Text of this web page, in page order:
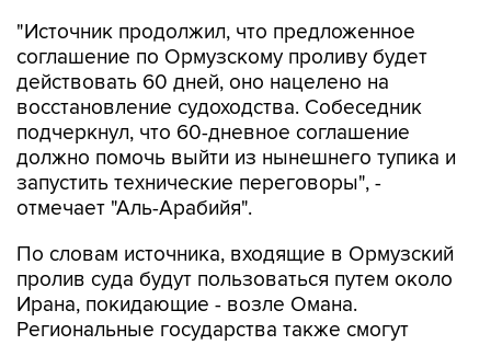
"Источник продолжил, что предложенное
соглашение по Ормузскому проливу будет
действовать 60 дней, оно нацелено на
восстановление судоходства. Собеседник
подчеркнул, что 60-дневное соглашение
должно помочь выйти из нынешнего тупика и
запустить технические переговоры", -
отмечает "Аль-Арабийя".
По словам источника, входящие в Ормузский
пролив суда будут пользоваться путем около
Ирана, покидающие - возле Омана.
Региональные государства также смогут